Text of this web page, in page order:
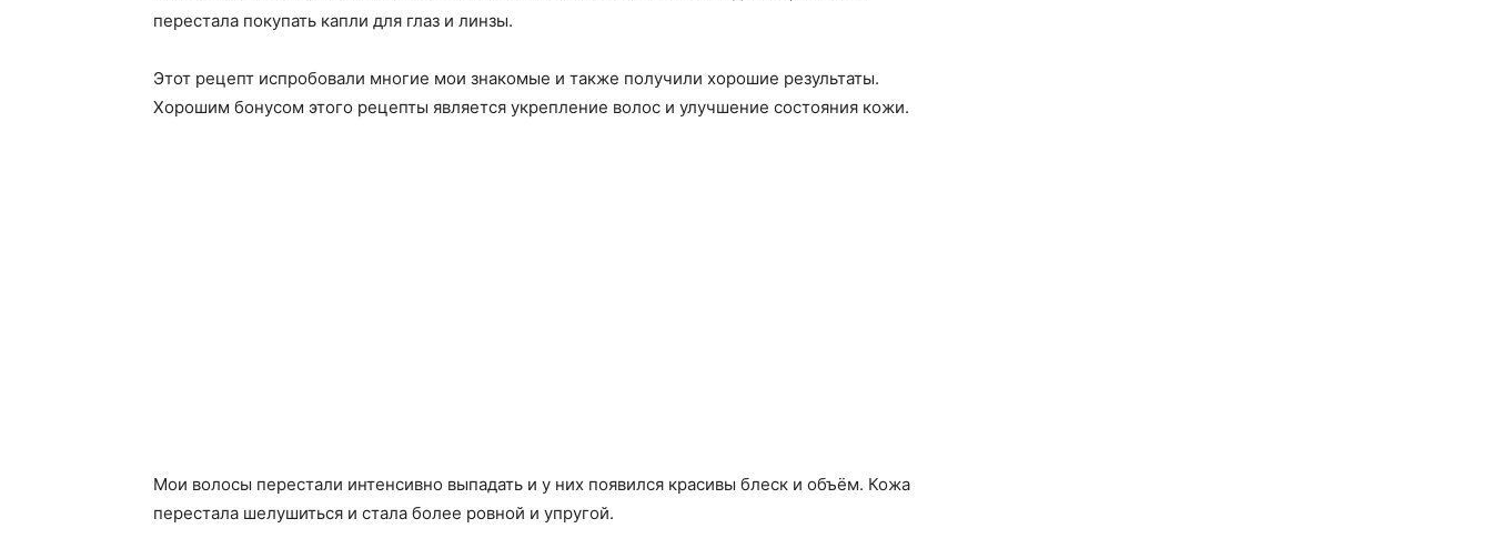
перестала покупать капли для глаз и линзы.
Этот рецепт испробовали многие мои знакомые и также получили хорошие результаты.
Хорошим бонусом этого рецепты является укрепление волос и улучшение состояния кожи.
Мои волосы перестали интенсивно выпадать и у них появился красивы блеск и объём. Кожа
перестала шелушиться и стала более ровной и упругой.